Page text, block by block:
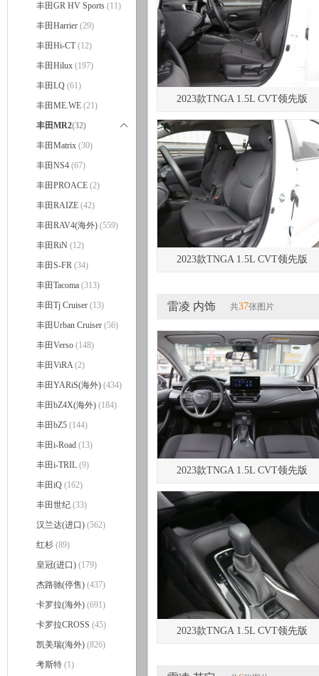
丰田GR HV Sports (11)
丰田Harrier (29)
丰田Hi-CT(12)
丰田Hilux (197)
丰田LQ (61)
丰田ME.WE (21)
丰田MR2(32)
丰田MR2(32)
丰田Matrix (30)
丰田NS4 (67)
丰田PROACE (2)
丰田RAIZE (42)
丰田RAV4(海外) (559)
丰田RiN (12)
丰田S-FR (34)
丰田Tacoma (313)
丰田Tj Cruiser (13)
丰田Urban Cruiser (56)
丰田Verso (148)
丰田ViRA(2)
丰田YARiS(海外) (434)
丰田bZ4X(海外) (184)
丰田bZ5 (144)
丰田i-Road (13)
丰田i-TRIL (9)
丰田iQ (162)
丰田世纪 (33)
汉兰达(进口) (562)
红杉 (89)
皇冠(进口) (179)
杰路驰(停售) (437)
卡罗拉(海外) (691)
卡罗拉CROSS (45)
凯美瑞(海外) (826)
考斯特 (1)
2023款TNGA 1.5L CVT领先版
2023款TNGA 1.5L CVT领先版
雷凌 内饰 共37张图片
2023款TNGA 1.5L CVT领先版
2023款TNGA 1.5L CVT领先版